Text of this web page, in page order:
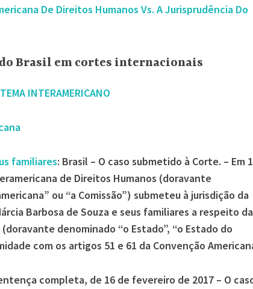
De Direitos Humanos Vs. A Jurisprudência Do
Brasil em cortes internacionais
INTERAMERICANO
familiares: Brasil – O caso submetido à Corte. – Em
de Direitos Humanos (doravante
ou “a Comissão”) submeteu à jurisdição da
Barbosa de Souza e seus familiares a respeito da
denominado “o Estado”, “o Estado do
com os artigos 51 e 61 da Convenção
completa, de 16 de fevereiro de 2017 – O